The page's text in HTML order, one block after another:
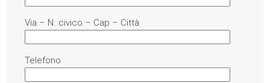
Via – N. civico – Cap – Città
Telefono